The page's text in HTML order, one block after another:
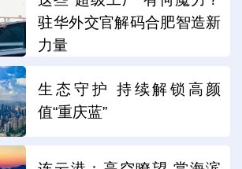
驻华外交官解码合肥智造新
力量
生态守护 持续解锁高颜
值“重庆蓝”